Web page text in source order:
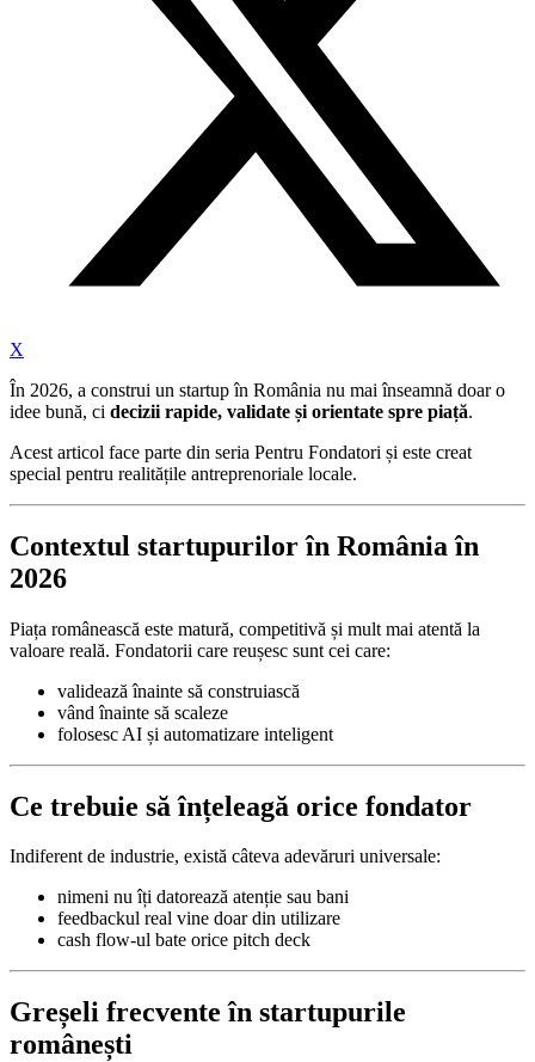
X
În 2026, a construi un startup în România nu mai înseamnă doar o
idee bună, ci decizii rapide, validate și orientate spre piață.
Acest articol face parte din seria Pentru Fondatori și este creat
special pentru realitățile antreprenoriale locale.
Contextul startupurilor în România în
2026
Piața românească este matură, competitivă și mult mai atentă la
valoare reală. Fondatorii care reușesc sunt cei care:
validează înainte să construiască
vând înainte să scaleze
folosesc AI și automatizare inteligent
Ce trebuie să înțeleagă orice fondator
Indiferent de industrie, există câteva adevăruri universale:
nimeni nu îți datorează atenție sau bani
feedbackul real vine doar din utilizare
cash flow-ul bate orice pitch deck
Greșeli frecvente în startupurile
românești